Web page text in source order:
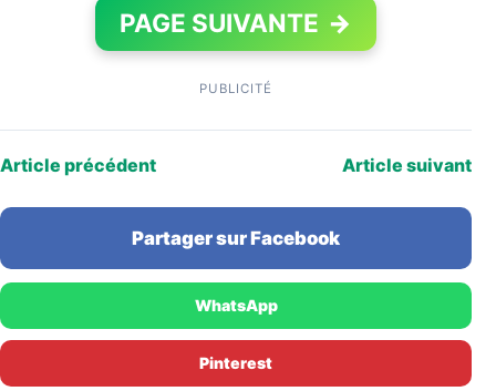
PAGE SUIVANTE →
PUBLICITÉ
Article précédent Article suivant
Partager sur Facebook
WhatsApp
Pinterest